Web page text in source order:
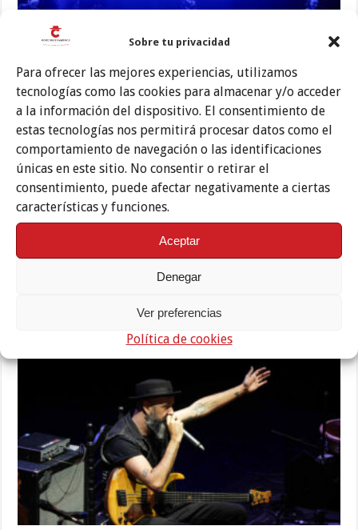
Sobre tu privacidad
Para ofrecer las mejores experiencias, utilizamos
tecnologías como las cookies para almacenar y/o acceder
a la información del dispositivo. El consentimiento de
estas tecnologías nos permitirá procesar datos como el
comportamiento de navegación o las identificaciones
únicas en este sitio. No consentir o retirar el
consentimiento, puede afectar negativamente a ciertas
características y funciones.
Aceptar
Denegar
Ver preferencias
Política de cookies
Vibrante reencuentro con un directo mítico
12 julio, 2026